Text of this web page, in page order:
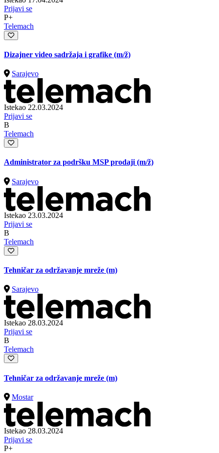
Prijavi se
P+
Telemach
Dizajner video sadržaja i grafike (m/ž)
Sarajevo
Istekao 22.03.2024
Prijavi se
B
Telemach
Administrator za podršku MSP prodaji(m/ž)
Sarajevo
Istekao 23.03.2024
Prijavi se
B
Telemach
Tehničar za održavanje mreže (m)
Sarajevo
Istekao 28.03.2024
Prijavi se
B
Telemach
Tehničar za održavanje mreže (m)
Mostar
Istekao 28.03.2024
Prijavi se
P+